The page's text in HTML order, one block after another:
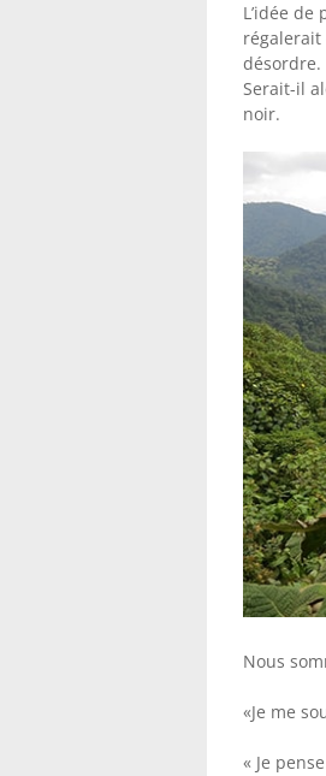
L’idée
désordre.
Serait-il
noir.
Nous
«Je me
« Je